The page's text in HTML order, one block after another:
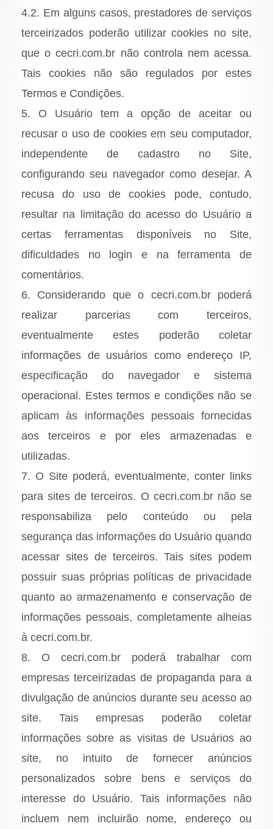
4.2. Em alguns casos, prestadores de serviços
terceirizados poderão utilizar cookies no site,
que o cecri.com.br não controla nem acessa.
Tais cookies não são regulados por estes
Termos e Condições.
5. O Usuário tem a opção de aceitar ou
recusar o uso de cookies em seu computador,
independente de cadastro no Site,
configurando seu navegador como desejar. A
recusa do uso de cookies pode, contudo,
resultar na limitação do acesso do Usuário a
certas ferramentas disponíveis no Site,
dificuldades no login e na ferramenta de
comentários.
6. Considerando que o cecri.com.br poderá
realizar parcerias com terceiros,
eventualmente estes poderão coletar
informações de usuários como endereço IP,
especificação do navegador e sistema
operacional. Estes termos e condições não se
aplicam às informações pessoais fornecidas
aos terceiros e por eles armazenadas e
utilizadas.
7. O Site poderá, eventualmente, conter links
para sites de terceiros. O cecri.com.br não se
responsabiliza pelo conteúdo ou pela
segurança das informações do Usuário quando
acessar sites de terceiros. Tais sites podem
possuir suas próprias políticas de privacidade
quanto ao armazenamento e conservação de
informações pessoais, completamente alheias
à cecri.com.br.
8. O cecri.com.br poderá trabalhar com
empresas terceirizadas de propaganda para a
divulgação de anúncios durante seu acesso ao
site. Tais empresas poderão coletar
informações sobre as visitas de Usuários ao
site, no intuito de fornecer anúncios
personalizados sobre bens e serviços do
interesse do Usuário. Tais informações não
incluem nem incluirão nome, endereço ou